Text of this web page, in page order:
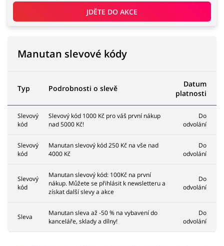
JDĚTE DO AKCE
Manutan slevové kódy
Typ Podrobnosti o slevě
Datum
platnosti
Slevový
kód
Slevový kód 1000 Kč pro váš první nákup
nad 5000 Kč!
Do
odvolání
Slevový
kód
Manutan slevový kód 250 Kč na vše nad
4000 Kč
Do
odvolání
Slevový
kód
Manutan slevový kód: 100Kč na první
nákup. Můžete se přihlásit k newsletteru a
získat další slevy a akce
Do
odvolání
Sleva
Manutan sleva až -50 % na vybavení do
kanceláře, sklady a dílny!
Do
odvolání